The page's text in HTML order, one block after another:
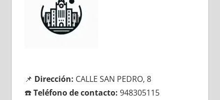
📌 Dirección: CALLE SAN PEDRO, 8
☎️Teléfono dе contacto: 948305115